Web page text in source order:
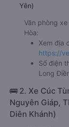
Yên)
Văn phòng xe
Hòa:
Xem địa
https://
Số điện
Long
🚌 2. Xe Cúc
Nguyên Giáp,
Diên Khánh)